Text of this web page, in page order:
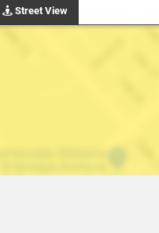
Street View